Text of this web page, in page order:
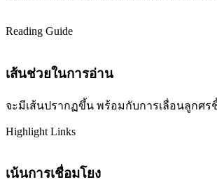
Reading Guide
เส้นช่วยในการอ่าน
จะมีเส้นปรากฏขึ้น พร้อมกับการเลื่อนลูกศ
Highlight Links
เน้นการเชื่อมโยง